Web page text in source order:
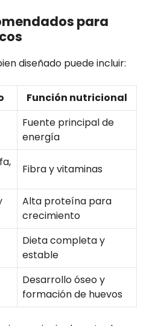
para
diseñado puede incluir:
Función nutricional
Fuente principal de
energía
Fibra y vitaminas
Alta proteína para
crecimiento
Dieta completa y
estable
Desarrollo óseo y
formación de huevos